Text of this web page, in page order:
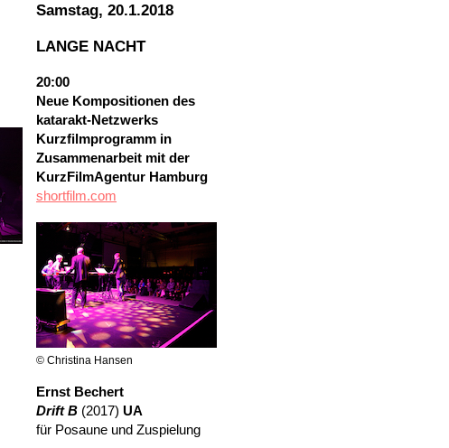
Samstag, 20.1.2018
LANGE NACHT
20:00
Neue Kompositionen des
katarakt-Netzwerks
Kurzfilmprogramm in
Zusammenarbeit mit der
KurzFilmAgentur Hamburg
shortfilm.com
© Christina Hansen
Ernst Bechert
Drift B (2017) UA
für Posaune und Zuspielung